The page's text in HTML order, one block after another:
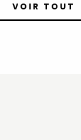
VOIR TOUT